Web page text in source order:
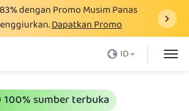
83%dengan Promo Musim Panas
Dapatkan Promo
ID
100% sumber terbuka